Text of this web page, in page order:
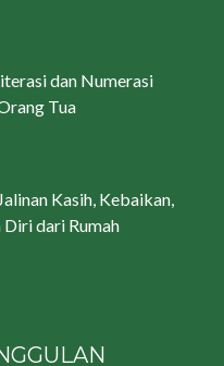
dan Numerasi
Tua
Kasih, Kebaikan,
dari Rumah